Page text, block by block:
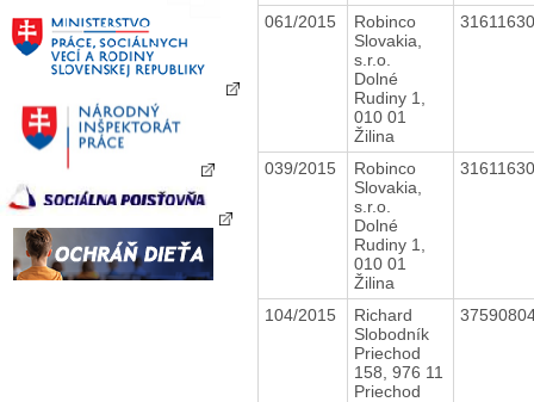
061/2015
Robinco
Slovakia,
s.r.o.
Dolné
Rudiny 1,
010 01
Žilina
039/2015
Robinco
Slovakia,
s.r.o.
Dolné
Rudiny 1,
010 01
Žilina
104/2015
Richard
Slobodník
Priechod
158, 976 11
Priechod